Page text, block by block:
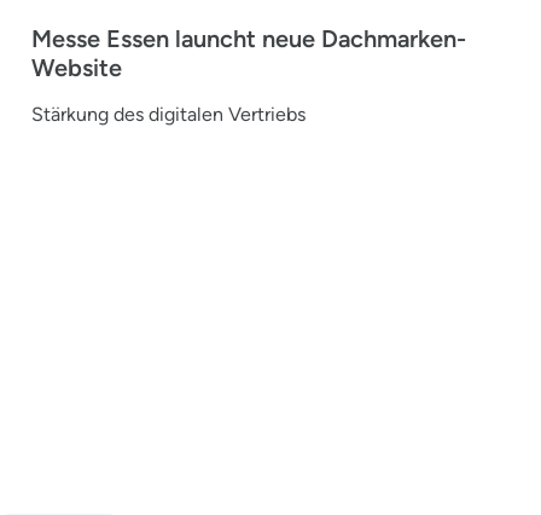
Messe Essen launcht neue Dachmarken-
Website
Stärkung des digitalen Vertriebs